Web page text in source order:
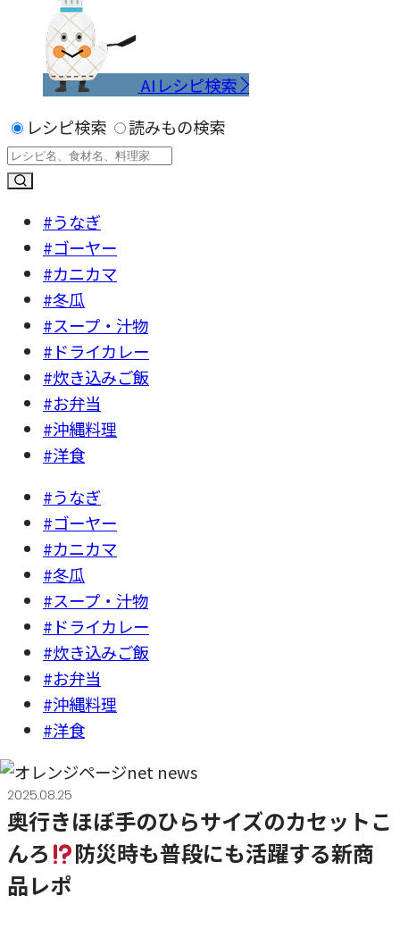
AIレシピ検索
レシピ検索
読みもの検索
#うなぎ
#ゴーヤー
#カニカマ
#冬瓜
#スープ・汁物
#ドライカレー
#炊き込みご飯
#お弁当
#沖縄料理
#洋食
#うなぎ
#ゴーヤー
#カニカマ
#冬瓜
#スープ・汁物
#ドライカレー
#炊き込みご飯
#お弁当
#沖縄料理
#洋食
2025.08.25
奥行きほぼ手のひらサイズのカセットこ
んろ
防災時も普段にも活躍する新商
品レポ